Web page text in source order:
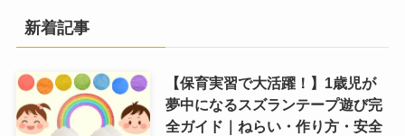
新着記事
【保育実習で大活躍！】1歳児が
夢中になるスズランテープ遊び完
全ガイド｜ねらい・作り方・安全